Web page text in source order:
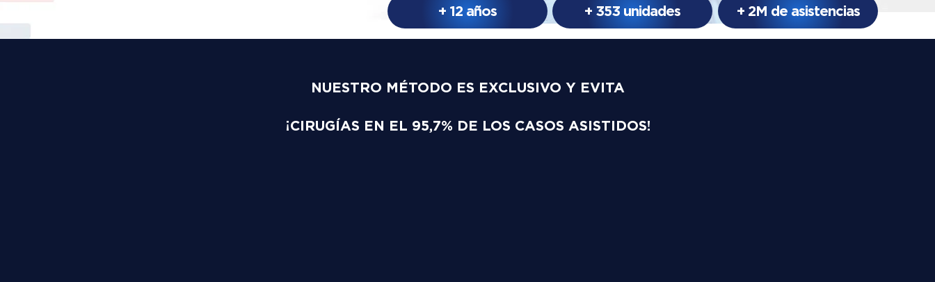
+ 12 años + 353 unidades + 2M de asistencias
NUESTRO MÉTODO ES EXCLUSIVO Y EVITA
¡CIRUGÍAS EN EL 95,7% DE LOS CASOS ASISTIDOS!